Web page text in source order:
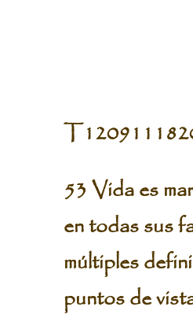
53 Vida es
en todas sus
múltiples
puntos de